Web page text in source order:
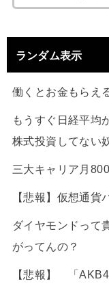
ランダム表示
働くとお金もらえ
もうすぐ日経平均
株式投資してない
三大キャリア月
【悲報】仮想通貨
ダイヤモンドって
がってんの？
【悲報】 「